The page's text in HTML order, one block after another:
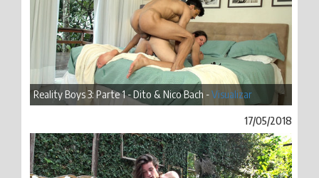
Reality Boys 3: Parte 1 - Dito & Nico Bach -Visualizar
17/05/2018